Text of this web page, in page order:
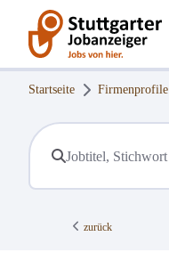
Startseite Firmenprofile
zurück